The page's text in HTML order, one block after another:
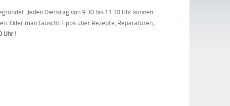
Jeden Dienstag von 9.30 bis 11.30 Uhr können
Oder man tauscht Tipps über Rezepte, Reparaturen,
Uhr!